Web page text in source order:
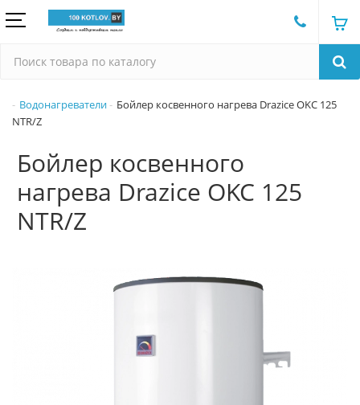
Водонагреватели
Бойлер косвенного нагрева Drazice OKC 125
NTR/Z
Бойлер косвенного
нагрева Drazice OKC 125
NTR/Z